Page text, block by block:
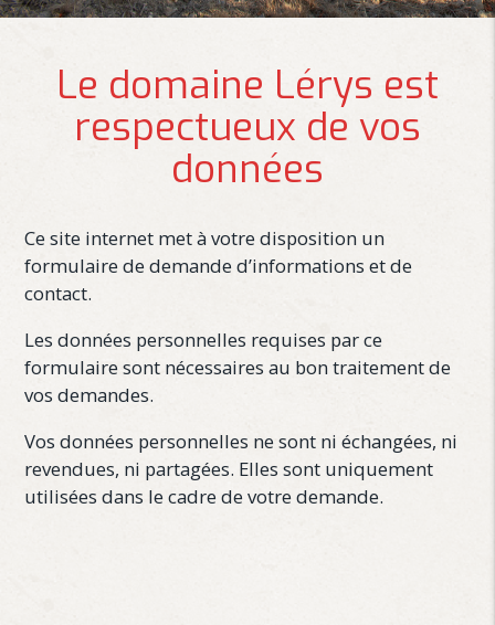
Le domaine Lérys est
respectueux de vos
données
Ce site internet met à votre disposition un
formulaire de demande d’informations et de
contact.
Les données personnelles requises par ce
formulaire sont nécessaires au bon traitement de
vos demandes.
Vos données personnelles ne sont ni échangées, ni
revendues, ni partagées. Elles sont uniquement
utilisées dans le cadre de votre demande.